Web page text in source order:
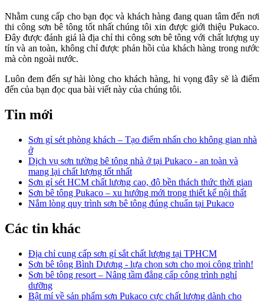
Nhằm cung cấp cho bạn đọc và khách hàng đang quan tâm đến nơi
thi công sơn bê tông tốt nhất chúng tôi xin được giới thiệu Pukaco.
Đây được đánh giá là địa chỉ thi công sơn bê tông với chất lượng uy
tín và an toàn, không chỉ được phản hồi của khách hàng trong nước
mà còn ngoài nước.
Luôn đem đến sự hài lòng cho khách hàng, hi vọng đây sẽ là điểm
đến của bạn đọc qua bài viết này của chúng tôi.
Tin mới
Sơn gỉ sét phòng khách – Tạo điểm nhấn cho không gian nhà
ở
Dịch vụ sơn tường bê tông nhà ở tại Pukaco - an toàn và
mang lại chất lượng tốt nhất
Sơn gỉ sét HCM chất lượng cao, độ bền thách thức thời gian
Sơn bê tông Pukaco – xu hướng mới trong thiết kế nội thất
Nắm lòng quy trình sơn bê tông đúng chuẩn tại Pukaco
Các tin khác
Địa chỉ cung cấp sơn gỉ sắt chất lượng tại TPHCM
Sơn bê tông Bình Dương - lựa chọn sơn cho mọi công trình!
Sơn bê tông resort – Nâng tầm đẳng cấp công trình nghỉ
dưỡng
Bật mí về sản phẩm sơn Pukaco cực chất lượng dành cho